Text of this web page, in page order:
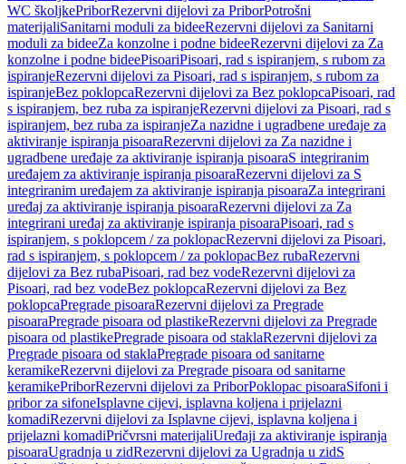
WC školjkePriborRezervni dijelovi za PriborPotrošni
materijaliSanitarni moduli za bideeRezervni dijelovi za Sanitarni
moduli za bideeZa konzolne i podne bideeRezervni dijelovi za Za
konzolne i podne bideePisoariPisoari, rad s ispiranjem, s rubom za
ispiranjeRezervni dijelovi za Pisoari, rad s ispiranjem, s rubom za
ispiranjeBez poklopcaRezervni dijelovi za Bez poklopcaPisoari, rad
s ispiranjem, bez ruba za ispiranjeRezervni dijelovi za Pisoari, rad s
ispiranjem, bez ruba za ispiranjeZa nazidne i ugradbene uređaje za
aktiviranje ispiranja pisoaraRezervni dijelovi za Za nazidne i
ugradbene uređaje za aktiviranje ispiranja pisoaraS integriranim
uređajem za aktiviranje ispiranja pisoaraRezervni dijelovi za S
integriranim uređajem za aktiviranje ispiranja pisoaraZa integrirani
uređaj za aktiviranje ispiranja pisoaraRezervni dijelovi za Za
integrirani uređaj za aktiviranje ispiranja pisoaraPisoari, rad s
ispiranjem, s poklopcem / za poklopacRezervni dijelovi za Pisoari,
rad s ispiranjem, s poklopcem / za poklopacBez rubaRezervni
dijelovi za Bez rubaPisoari, rad bez vodeRezervni dijelovi za
Pisoari, rad bez vodeBez poklopcaRezervni dijelovi za Bez
poklopcaPregrade pisoaraRezervni dijelovi za Pregrade
pisoaraPregrade pisoara od plastikeRezervni dijelovi za Pregrade
pisoara od plastikePregrade pisoara od staklaRezervni dijelovi za
Pregrade pisoara od staklaPregrade pisoara od sanitarne
keramikeRezervni dijelovi za Pregrade pisoara od sanitarne
keramikePriborRezervni dijelovi za PriborPoklopac pisoaraSifoni i
pribor za sifoneIsplavne cijevi, isplavna koljena i prijelazni
komadiRezervni dijelovi za Isplavne cijevi, isplavna koljena i
prijelazni komadiPričvrsni materijaliUređaji za aktiviranje ispiranja
pisoaraUgradnja u zidRezervni dijelovi za Ugradnja u zidS